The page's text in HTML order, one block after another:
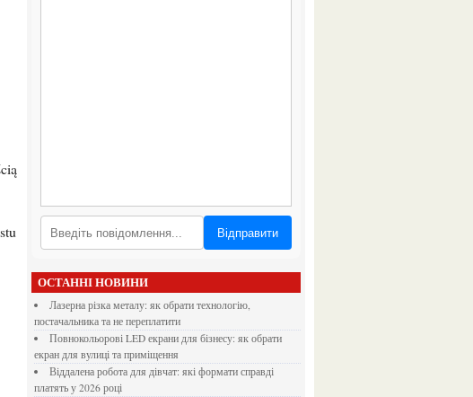
Відправити
ОСТАННІ НОВИНИ
Лазерна різка металу: як обрати технологію,
постачальника та не переплатити
Повнокольорові LED екрани для бізнесу: як обрати
екран для вулиці та приміщення
Віддалена робота для дівчат: які формати справді
платять у 2026 році